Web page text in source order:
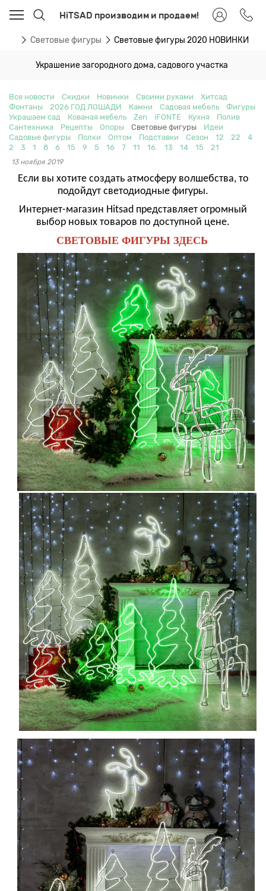
HiTSAD производим и продаем!
Световые фигуры Световые фигуры 2020 НОВИНКИ
Украшение загородного дома, садового участка
Все новости Скидки Новинки Своими руками
Хитсад
Фонтаны
2026 ГОД ЛОШАДИ Камни Садовая мебель
Фигуры
Украшаем сад
Кованая мебель Zen iFONTE Кухня
Полив
Сантехника
Рецепты Опоры Световые фигуры
Идеи
Садовые фигуры
Полки Оптом Подставки Сезон 12 22
4
2
3 1 8 6 15 9 5 16 7 11 16. 13 14 15 21
13 ноября 2019
Если вы хотите создать атмосферу волшебства, то
подойдут светодиодные фигуры.
Интернет-магазин Hitsad представляет огромный
выбор новых товаров по доступной цене.
СВЕТОВЫЕ ФИГУРЫ ЗДЕСЬ